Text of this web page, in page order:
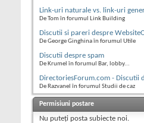
Link-uri naturale vs. link-uri
De Tom în forumul Link Building
Discutii si pareri despre
De George Ginghina în forumul Utile
Discutii despre spam
De Krumel în forumul Bar, lobby...
DirectoriesForum.com - Discutii
De Razvanel în forumul Studii de caz
Permisiuni postare
Nu puteţi posta subiecte noi.